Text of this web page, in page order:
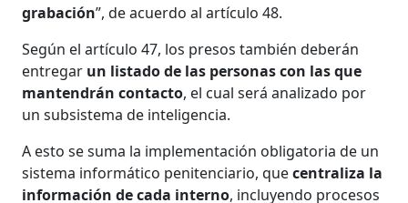
grabación”, de acuerdo al artículo 48.
Según el artículo 47, los presos también deberán
entregar un listado de las personas con las que
mantendrán contacto, el cual será analizado por
un subsistema de inteligencia.
A esto se suma la implementación obligatoria de un
sistema informático penitenciario, quecentraliza la
información de cada interno, incluyendo procesos